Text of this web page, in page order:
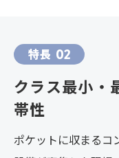
特長 02
クラス最小・
帯性
ポケットに収まるコ